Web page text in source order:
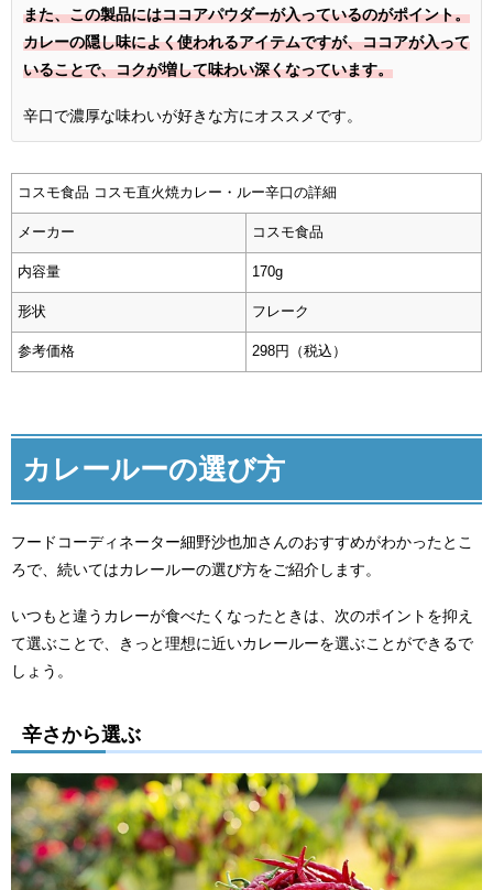
また、この製品にはココアパウダーが入っているのがポイント。
カレーの隠し味によく使われるアイテムですが、ココアが入って
いることで、コクが増して味わい深くなっています。
辛口で濃厚な味わいが好きな方にオススメです。
コスモ食品 コスモ直火焼カレー・ルー辛口の詳細
メーカー コスモ食品
内容量 170g
形状 フレーク
参考価格 298円（税込）
カレールーの選び方
フードコーディネーター細野沙也加さんのおすすめがわかったとこ
ろで、続いてはカレールーの選び方をご紹介します。
いつもと違うカレーが食べたくなったときは、次のポイントを抑え
て選ぶことで、きっと理想に近いカレールーを選ぶことができるで
しょう。
辛さから選ぶ